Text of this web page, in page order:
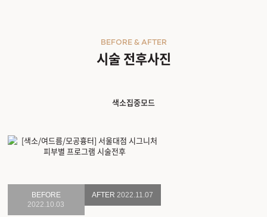
시술 전후사진
BEFORE & AFTER
색소집중모드
BEFORE
2022.10.03
AFTER 2022.11.07